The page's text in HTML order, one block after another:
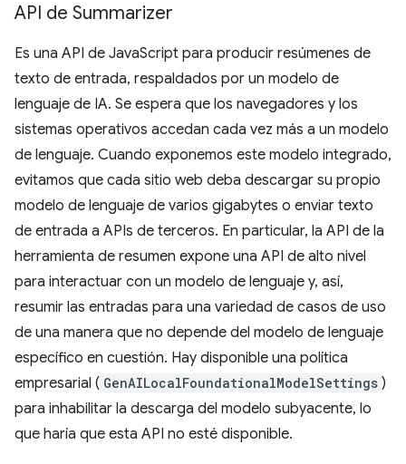
API de Summarizer
Es una API de JavaScript para producir resúmenes de
texto de entrada, respaldados por un modelo de
lenguaje de IA. Se espera que los navegadores y los
sistemas operativos accedan cada vez más a un modelo
de lenguaje. Cuando exponemos este modelo integrado,
evitamos que cada sitio web deba descargar su propio
modelo de lenguaje de varios gigabytes o enviar texto
de entrada a APIs de terceros. En particular, la API de la
herramienta de resumen expone una API de alto nivel
para interactuar con un modelo de lenguaje y, así,
resumir las entradas para una variedad de casos de uso
de una manera que no depende del modelo de lenguaje
específico en cuestión. Hay disponible una política
empresarial ( GenAILocalFoundationalModelSettings )
para inhabilitar la descarga del modelo subyacente, lo
que haría que esta API no esté disponible.